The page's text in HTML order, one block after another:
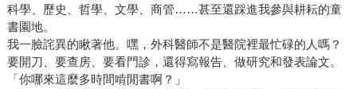
科學、歷史、哲學、文學、商管……甚至還踩進我參與耕耘的童
書園地。
我一臉詫異的瞅著他。嘿，外科醫師不是醫院裡最忙碌的人嗎？
要開刀、要查房、要看門診，還得寫報告、做研究和發表論文。
「你哪來這麼多時間啃閒書啊？」